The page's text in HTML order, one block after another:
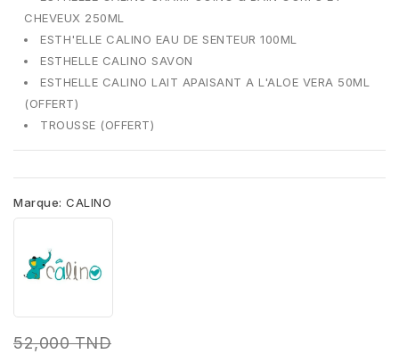
CHEVEUX 250ML
ESTH'ELLE CALINO EAU DE SENTEUR 100ML
ESTHELLE CALINO SAVON
ESTHELLE CALINO LAIT APAISANT A L'ALOE VERA 50ML
(OFFERT)
TROUSSE (OFFERT)
Marque: CALINO
52,000 TND